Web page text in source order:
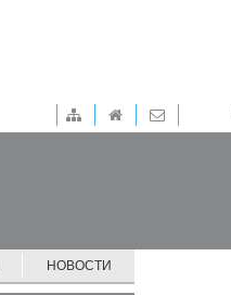
НОВОСТИ